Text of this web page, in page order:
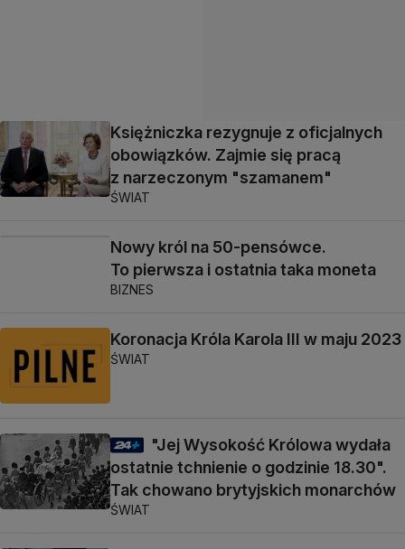
Księżniczka rezygnuje z oficjalnych
obowiązków. Zajmie się pracą
z narzeczonym "szamanem"
ŚWIAT
Nowy król na 50-pensówce.
To pierwsza i ostatnia taka moneta
BIZNES
Koronacja Króla Karola III w maju 2023
ŚWIAT
"Jej Wysokość Królowa wydała
ostatnie tchnienie o godzinie 18.30".
Tak chowano brytyjskich monarchów
ŚWIAT